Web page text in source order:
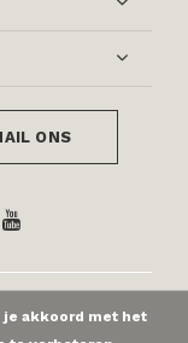
ONS
je akkoord met het